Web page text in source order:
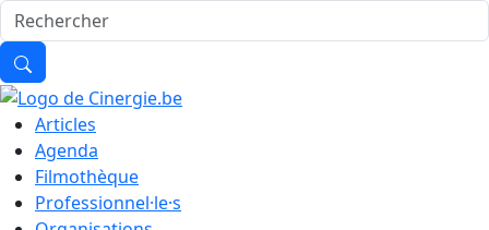
Articles
Agenda
Filmothèque
Professionnel·le·s